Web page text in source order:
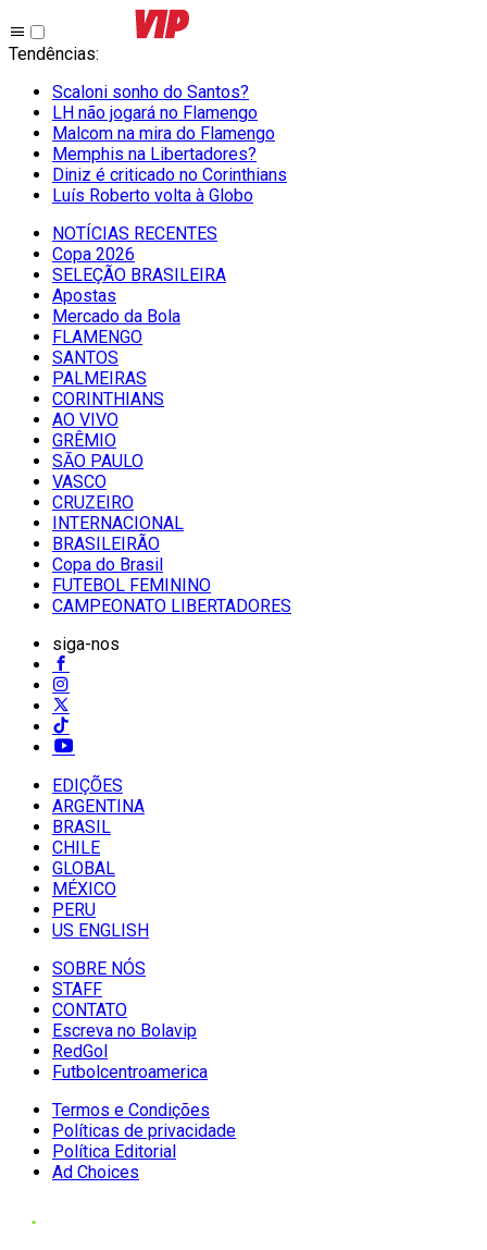
Tendências:
Scaloni sonho do Santos?
LH não jogará no Flamengo
Malcom na mira do Flamengo
Memphis na Libertadores?
Diniz é criticado no Corinthians
Luís Roberto volta à Globo
NOTÍCIAS RECENTES
Copa 2026
SELEÇÃO BRASILEIRA
Apostas
Mercado da Bola
FLAMENGO
SANTOS
PALMEIRAS
CORINTHIANS
AO VIVO
GRÊMIO
SĀO PAULO
VASCO
CRUZEIRO
INTERNACIONAL
BRASILEIRÃO
Copa do Brasil
FUTEBOL FEMININO
CAMPEONATO LIBERTADORES
siga-nos
EDIÇÕES
ARGENTINA
BRASIL
CHILE
GLOBAL
MÉXICO
PERU
US ENGLISH
SOBRE NÓS
STAFF
CONTATO
Escreva no Bolavip
RedGol
Futbolcentroamerica
Termos e Condições
Políticas de privacidade
Política Editorial
Ad Choices